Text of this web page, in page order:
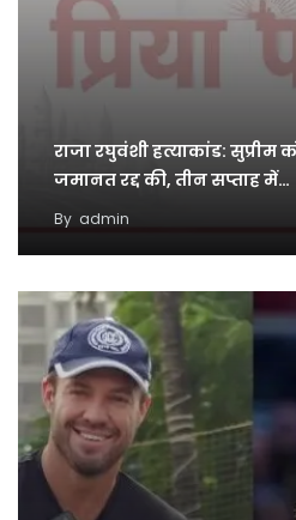
राजा रघुवंशी हत्याकांड: सुप्रीम
जमानत रद्द की, तीन सप्ताह में…
By admin